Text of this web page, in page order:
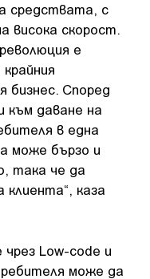
средствата, с
висока скорост.
е
бизнес. Според
към даване на
в една
може бързо и
така че да
клиента“, каза
Low-code и
може да